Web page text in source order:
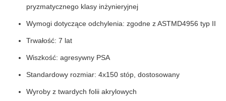
pryzmatycznego klasy inżynieryjnej
Wymogi dotyczące odchylenia: zgodne z ASTMD4956 typ II
Trwałość: 7 lat
Wiszkość: agresywny PSA
Standardowy rozmiar: 4x150 stóp, dostosowany
Wyroby z twardych folii akrylowych